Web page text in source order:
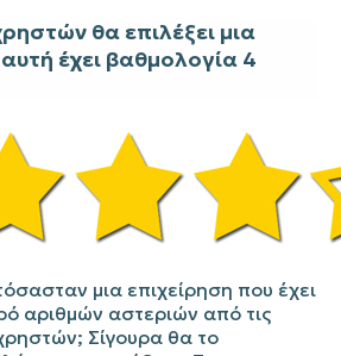
θα επιλέξει μια
έχει βαθμολογία 4
μια επιχείρηση που έχει
αριθμών αστεριών από τις
Σίγουρα θα το